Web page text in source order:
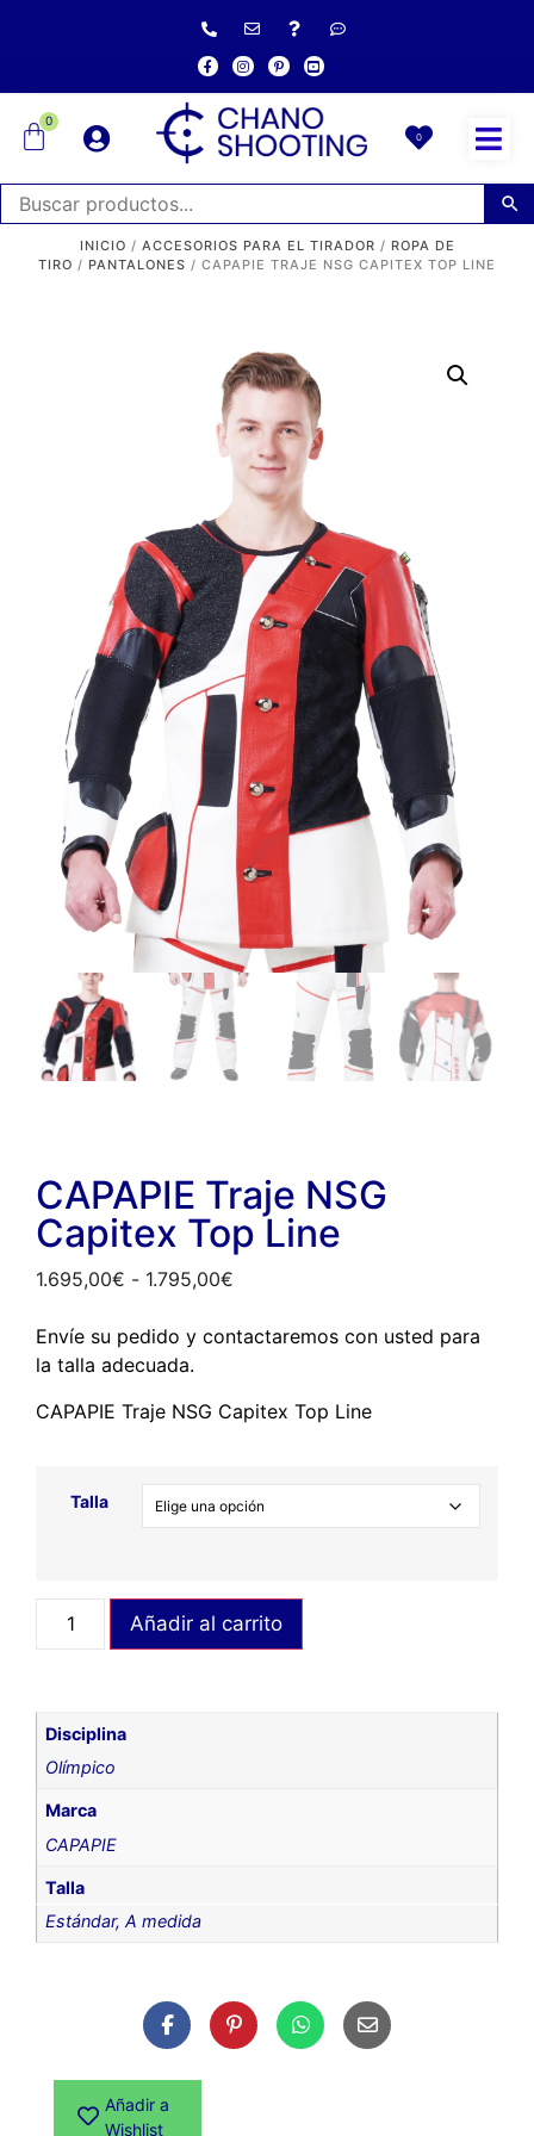
0
0
INICIO / ACCESORIOS PARA EL TIRADOR / ROPA DE
TIRO / PANTALONES / CAPAPIE TRAJE NSG CAPITEX TOP LINE
CAPAPIE Traje NSG
Capitex Top Line
1.695,00€ - 1.795,00€
Envíe su pedido y contactaremos con usted para
la talla adecuada.
CAPAPIE Traje NSG Capitex Top Line
Talla
Añadir al carrito
Disciplina
Olímpico
Marca
CAPAPIE
Talla
Estándar,A medida
Añadir a
Wishlist